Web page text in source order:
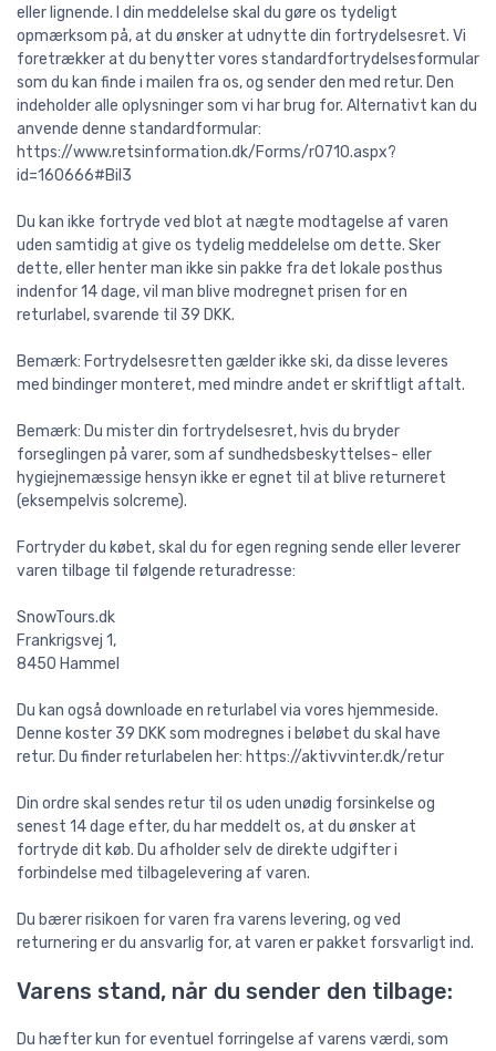
eller lignende. I din meddelelse skal du gøre os tydeligt
opmærksom på, at du ønsker at udnytte din fortrydelsesret. Vi
foretrækker at du benytter vores standardfortrydelsesformular
som du kan finde i mailen fra os, og sender den med retur. Den
indeholder alle oplysninger som vi har brug for. Alternativt kan du
anvende denne standardformular:
https://www.retsinformation.dk/Forms/r0710.aspx?
id=160666#Bil3
Du kan ikke fortryde ved blot at nægte modtagelse af varen
uden samtidig at give os tydelig meddelelse om dette. Sker
dette, eller henter man ikke sin pakke fra det lokale posthus
indenfor 14 dage, vil man blive modregnet prisen for en
returlabel, svarende til 39 DKK.
Bemærk: Fortrydelsesretten gælder ikke ski, da disse leveres
med bindinger monteret, med mindre andet er skriftligt aftalt.
Bemærk: Du mister din fortrydelsesret, hvis du bryder
forseglingen på varer, som af sundhedsbeskyttelses- eller
hygiejnemæssige hensyn ikke er egnet til at blive returneret
(eksempelvis solcreme).
Fortryder du købet, skal du for egen regning sende eller leverer
varen tilbage til følgende returadresse:
SnowTours.dk
Frankrigsvej 1,
8450 Hammel
Du kan også downloade en returlabel via vores hjemmeside.
Denne koster 39 DKK som modregnes i beløbet du skal have
retur. Du finder returlabelen her: https://aktivvinter.dk/retur
Din ordre skal sendes retur til os uden unødig forsinkelse og
senest 14 dage efter, du har meddelt os, at du ønsker at
fortryde dit køb. Du afholder selv de direkte udgifter i
forbindelse med tilbagelevering af varen.
Du bærer risikoen for varen fra varens levering, og ved
returnering er du ansvarlig for, at varen er pakket forsvarligt ind.
Varens stand, når du sender den tilbage:
Du hæfter kun for eventuel forringelse af varens værdi, som